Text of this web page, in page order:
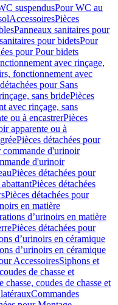
suspendusPour WC au
AccessoiresPièces
Panneaux sanitaires pour
pour bidetsPour
pour Pour bidets
avec rinçage,
fonctionnement avec
pour Sans
sans bridePièces
avec rinçage, sans
ou à encastrerPièces
apparente ou à
Pièces détachées pour
commande d'urinoir
d'urinoir
Pièces détachées pour
abattantPièces détachées
Pièces détachées pour
en matière
d’urinoirs en matière
Pièces détachées pour
d’urinoirs en céramique
d’urinoirs en céramique
AccessoiresSiphons et
de chasse et
chasse, coudes de chasse et
Commandes